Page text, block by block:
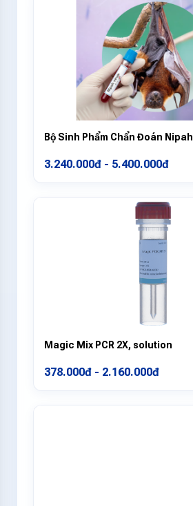
Bộ Sinh Phẩm Chẩn Đoán Nipah
3.240.000đ - 5.400.000đ
Magic Mix PCR 2X, solution
378.000đ - 2.160.000đ